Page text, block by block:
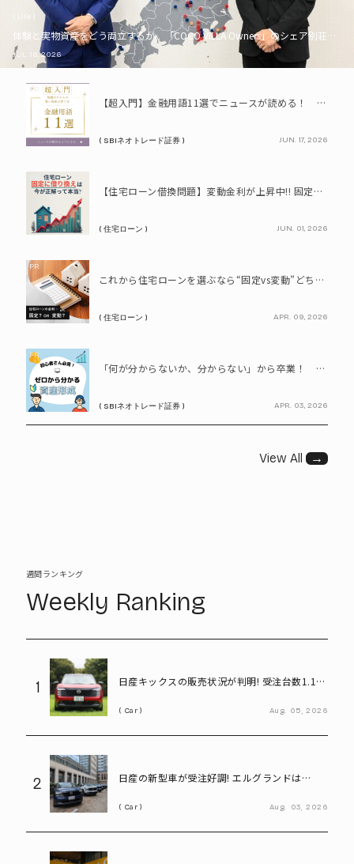
体験と実物資産をどう両立するか。「COCO VILLA Owners」のシェア別荘とい
JUL. 16, 2026
PR
【超入門】金融用語11選でニュースが読める！ 知識ゼロからの賢い資産の育て方
( SBIネオトレード証券 ) JUN. 17, 2026
【住宅ローン借換問題】変動金利が上昇中!! 固定に借り換えるなら今が正解って本当? シミュレーションで比較してみよう
( 住宅ローン ) JUN. 01, 2026
PR
これから住宅ローンを選ぶなら“固定vs変動”どちらが正解? 9割が利用したいと答えた「いま決めなくてもいい」ローンとは!?
( 住宅ローン ) APR. 09, 2026
PR
「何が分からないか、分からない」から卒業！ SBIネオトレード証券で学ぶ、はじめての資産形成
( SBIネオトレード証券 ) APR. 03, 2026
View All →
週間ランキング
Weekly Ranking
1
日産キックスの販売状況が判明! 受注台数1.1台
Car Aug. 05, 2026
2
日産の新型車が受注好調! エルグランドは
Car Aug. 03, 2026